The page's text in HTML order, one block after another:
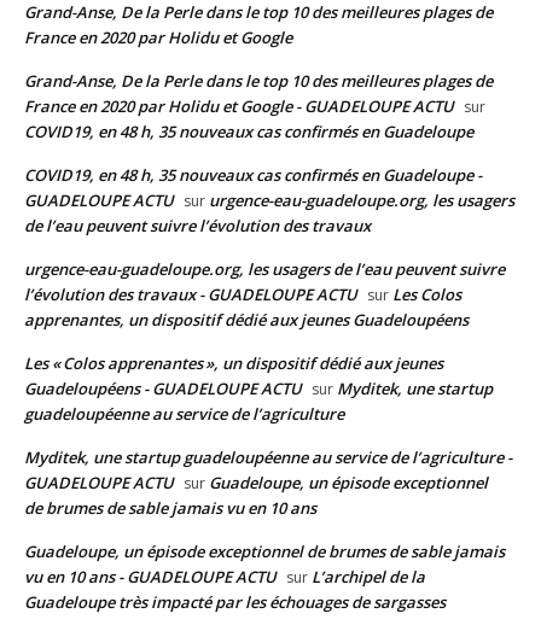
Grand-Anse, De la Perle dans le top 10 des meilleures plages de
France en 2020 par Holidu et Google
Grand-Anse, De la Perle dans le top 10 des meilleures plages de
France en 2020 par Holidu et Google - GUADELOUPE ACTU sur
COVID19, en 48 h, 35 nouveaux cas confirmés en Guadeloupe
COVID19, en 48 h, 35 nouveaux cas confirmés en Guadeloupe -
GUADELOUPE ACTU sur urgence-eau-guadeloupe.org, les usagers
de l’eau peuvent suivre l’évolution des travaux
urgence-eau-guadeloupe.org, les usagers de l’eau peuvent suivre
l’évolution des travaux - GUADELOUPE ACTU sur Les Colos
apprenantes, un dispositif dédié aux jeunes Guadeloupéens
Les « Colos apprenantes », un dispositif dédié aux jeunes
Guadeloupéens - GUADELOUPE ACTU sur Myditek, une startup
guadeloupéenne au service de l’agriculture
Myditek, une startup guadeloupéenne au service de l’agriculture -
GUADELOUPE ACTU sur Guadeloupe, un épisode exceptionnel
de brumes de sable jamais vu en 10 ans
Guadeloupe, un épisode exceptionnel de brumes de sable jamais
vu en 10 ans - GUADELOUPE ACTU sur L’archipel de la
Guadeloupe très impacté par les échouages de sargasses